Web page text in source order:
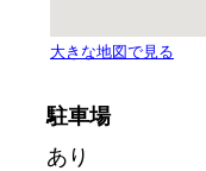
駐車場
あり